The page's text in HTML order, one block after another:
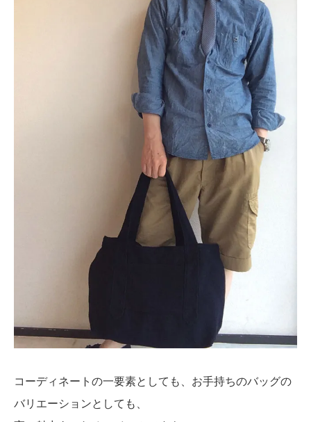
コーディネートの一要素としても、お手持ちのバッグの
バリエーションとしても、